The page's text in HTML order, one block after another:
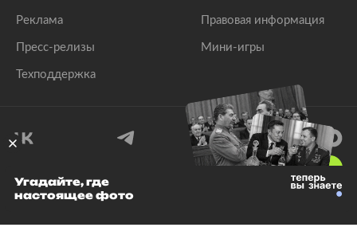
Реклама
Пресс-релизы
Техподдержка
Правовая информация
Мини-игры
© 1999–2026 Все права защищены.
Угадайте, где
настоящее фото